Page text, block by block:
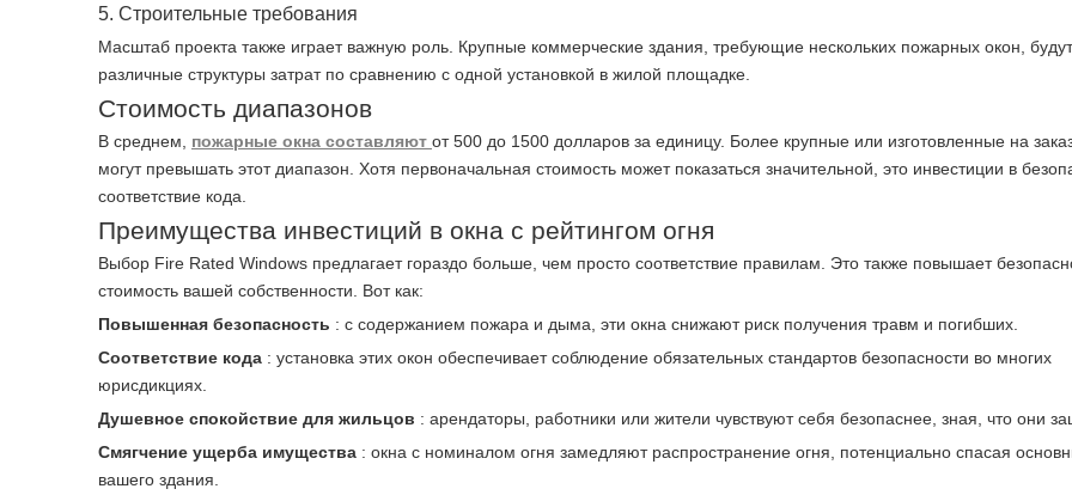
5. Строительные требования
Масштаб проекта также играет важную роль. Крупные коммерческие здания, требующие нескольких пожарных окон,
различные структуры затрат по сравнению с одной установкой в ​​жилой площадке.
Стоимость диапазонов
В среднем, пожарные окна составляют от 500 до 1500 долларов за единицу. Более крупные или изготовленные на
могут превышать этот диапазон. Хотя первоначальная стоимость может показаться значительной, это инвестиции в
соответствие кода.
Преимущества инвестиций в окна с рейтингом огня
Выбор Fire Rated Windows предлагает гораздо больше, чем просто соответствие правилам. Это также повышает
стоимость вашей собственности. Вот как:
Повышенная безопасность : с содержанием пожара и дыма, эти окна снижают риск получения травм и погибших.
Соответствие кода : установка этих окон обеспечивает соблюдение обязательных стандартов безопасности во многих
юрисдикциях.
Душевное спокойствие для жильцов : арендаторы, работники или жители чувствуют себя безопаснее, зная, что они
Смягчение ущерба имущества : окна с номиналом огня замедляют распространение огня, потенциально спасая
вашего здания.